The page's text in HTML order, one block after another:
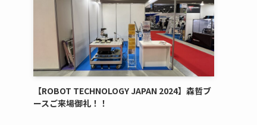
【ROBOT TECHNOLOGY JAPAN 2024】森哲ブ
ースご来場御礼！！